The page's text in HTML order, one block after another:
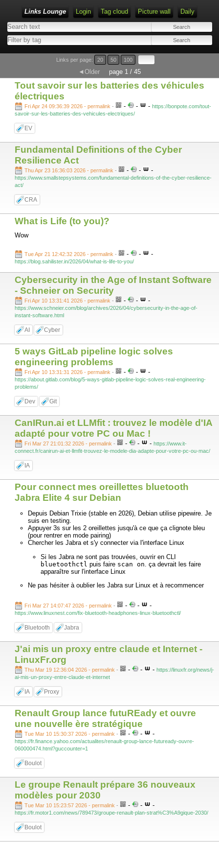
Links Lounge Login Tag cloud Picture wall Daily
Links per page: 20 50 100
◄Older page 1 / 45
Tout savoir sur les batteries des véhicules
électriques
Fri Apr 24 09:36:39 2026 - permalink - - - - https://bonpote.com/tout-
savoir-sur-les-batteries-des-vehicules-electriques/
EV
Fundamental Definitions of the Cyber
Resilience Act
Thu Apr 23 16:36:03 2026 - permalink - - - -
https://www.smallstepsystems.com/fundamental-definitions-of-the-cyber-resilience-
act/
CRA
What is Life (to you)?
Wow
Tue Apr 21 12:42:32 2026 - permalink - - - -
https://blog.sahilister.in/2026/04/what-is-life-to-you/
Cybersecurity in the Age of Instant Software
- Schneier on Security
Fri Apr 10 13:31:41 2026 - permalink - - - -
https://www.schneier.com/blog/archives/2026/04/cybersecurity-in-the-age-of-
instant-software.html
AI Cyber
5 ways GitLab pipeline logic solves
engineering problems
Fri Apr 10 13:31:31 2026 - permalink - - - -
https://about.gitlab.com/blog/5-ways-gitlab-pipeline-logic-solves-real-engineering-
problems/
Dev Git
CanIRun.ai et LLMfit : trouvez le modèle d'IA
adapté pour votre PC ou Mac !
Fri Mar 27 21:01:32 2026 - permalink - - - - https://www.it-
connect.fr/canirun-ai-et-llmfit-trouvez-le-modele-dia-adapte-pour-votre-pc-ou-mac/
IA
Pour connect mes oreillettes bluetooth
Jabra Elite 4 sur Debian
Depuis Debian Trixie (stable en 2026), Debian utilise pipewire. Je
suis en testing.
Appuyer 3s sur les 2 oreillettes jusqu'à ce que ça clignote bleu
(pour rentrer en mode pairing)
Chercher les Jabra et s'y connecter via l'interface Linux
Si les Jabra ne sont pas trouvées, ouvrir en CLI
bluetoothctl puis faire scan on . ça devrait les faire
apparaître sur l'interface Linux
Ne pas hésiter à oublier les Jabra sur Linux et à recommencer
Fri Mar 27 14:07:47 2026 - permalink - - - -
https://www.linuxnest.com/fix-bluetooth-headphones-linux-bluetoothctl/
Bluetooth Jabra
J'ai mis un proxy entre claude et Internet -
LinuxFr.org
Thu Mar 19 12:36:04 2026 - permalink - - - - https://linuxfr.org/news/j-
ai-mis-un-proxy-entre-claude-et-internet
IA Proxy
Renault Group lance futuREady et ouvre
une nouvelle ère stratégique
Tue Mar 10 15:30:37 2026 - permalink - - - -
https://fr.finance.yahoo.com/actualites/renault-group-lance-futuready-ouvre-
060000474.html?guccounter=1
Boulot
Le groupe Renault prépare 36 nouveaux
modèles pour 2030
Tue Mar 10 15:23:57 2026 - permalink - - - -
https://fr.motor1.com/news/789473/groupe-renault-plan-strat%C3%A9gique-2030/
Boulot